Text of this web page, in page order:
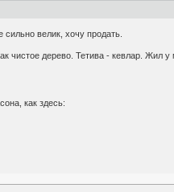
велик, хочу продать.
дерево. Тетива - кевлар. Жил
как здесь: